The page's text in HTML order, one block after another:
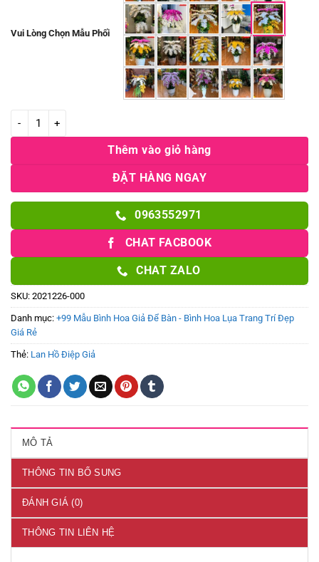
Vui Lòng Chọn Mẫu Phối
Chậu lan hồ điệp dáng cao chất liệu cao su cao cấp số lượng
Thêm vào giỏ hàng
ĐẶT HÀNG NGAY
0963552971
CHAT FACBOOK
CHAT ZALO
SKU: 2021226-000
Danh mục: +99 Mẫu Bình Hoa Giả Để Bàn - Bình Hoa Lụa Trang Trí Đẹp
Giá Rẻ
Thẻ: Lan Hồ Điệp Giả
MÔ TẢ
THÔNG TIN BỔ SUNG
ĐÁNH GIÁ (0)
THÔNG TIN LIÊN HỆ